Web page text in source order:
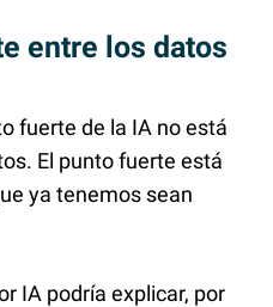
entre los datos
fuerte de la IA no está
El punto fuerte está
ya tenemos sean
IA podría explicar, por